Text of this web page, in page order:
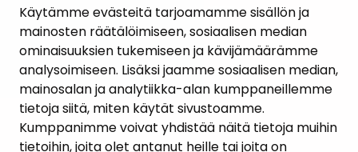
Käytämme evästeitä tarjoamamme sisällön ja
mainosten räätälöimiseen, sosiaalisen median
ominaisuuksien tukemiseen ja kävijämäärämme
analysoimiseen. Lisäksi jaamme sosiaalisen median,
mainosalan ja analytiikka-alan kumppaneillemme
tietoja siitä, miten käytät sivustoamme.
Kumppanimme voivat yhdistää näitä tietoja muihin
tietoihin, joita olet antanut heille tai joita on
AJANKOHTAISET
YHTEYSTIEDOT
KARTTAPALVELU